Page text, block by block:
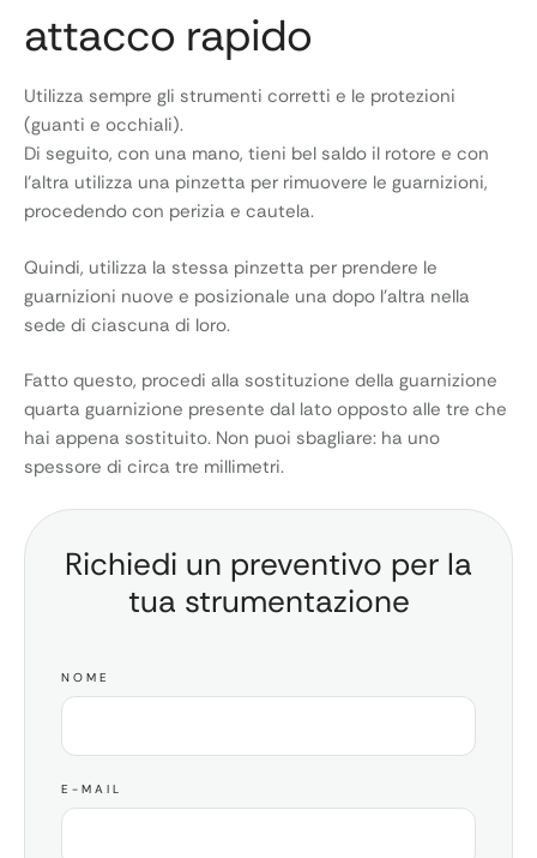
attacco rapido
Utilizza sempre gli strumenti corretti e le protezioni
(guanti e occhiali).
Di seguito, con una mano, tieni bel saldo il rotore e con
l’altra utilizza una pinzetta per rimuovere le guarnizioni,
procedendo con perizia e cautela.
Quindi, utilizza la stessa pinzetta per prendere le
guarnizioni nuove e posizionale una dopo l’altra nella
sede di ciascuna di loro.
Fatto questo, procedi alla sostituzione della guarnizione
quarta guarnizione presente dal lato opposto alle tre che
hai appena sostituito. Non puoi sbagliare: ha uno
spessore di circa tre millimetri.
Richiedi un preventivo per la
tua strumentazione
NOME
E-MAIL